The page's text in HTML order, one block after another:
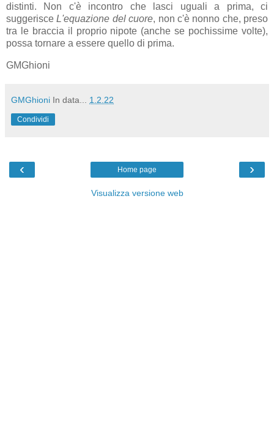
distinti. Non c'è incontro che lasci uguali a prima, ci
suggerisceL'equazione del cuore, non c'è nonno che, preso
tra le braccia il proprio nipote (anche se pochissime volte),
possa tornare a essere quello di prima.
GMGhioni
GMGhioni In data... 1.2.22
Condividi
‹ ›
Home page
Visualizza versione web